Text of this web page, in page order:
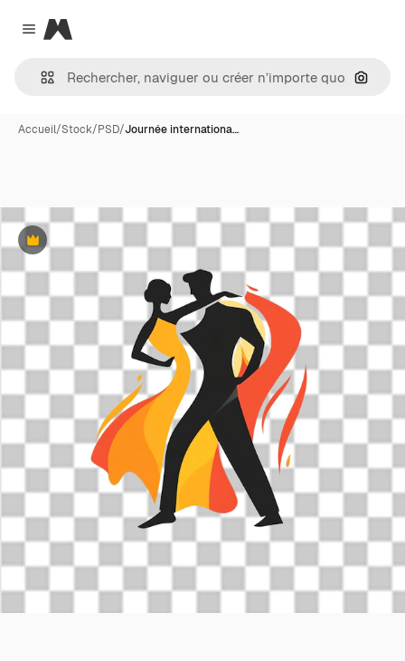
Close menu
Magnific
Accueil/Stock/PSD/Journée internationa…
Premium